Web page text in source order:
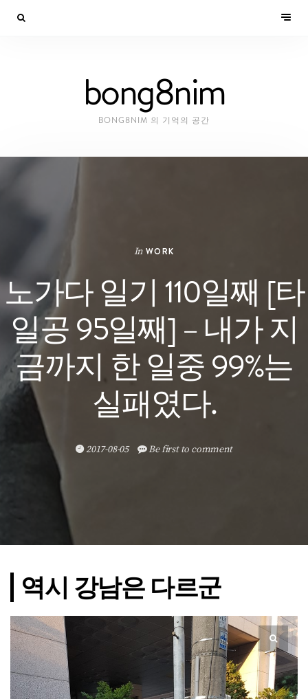
bong8nim
BONG8NIM 의 기억의 공간
In WORK
노가다 일기 110일째 [타
일공 95일째] – 내가 지
금까지 한 일중 99%는
실패였다.
2017-08-05 Be first to comment
역시 강남은 다르군